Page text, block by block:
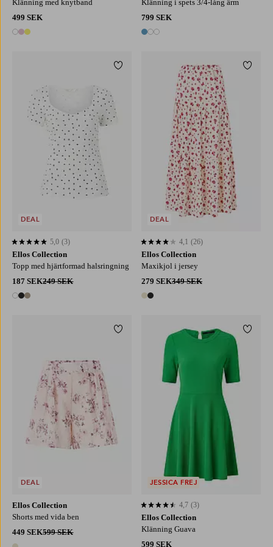
Klänning med knytband
499 SEK
3 färger
Klänning i spets 3/4-lång ärm
799 SEK
3 färger
Ellos Collection
Topp med hjärtformad halsringning
187 SEK249 SEK
3 färger
5,0 baserat på 3 st betyg
5,0 (3)
DEAL
Lägg till i favoriter
XL
Ellos Collection
Maxikjol i jersey
279 SEK349 SEK
2 färger
4,1 baserat på 26 st betyg
4,1 (26)
DEAL
Lägg
Ellos Collection
Shorts med vida ben
449 SEK599 SEK
DEAL
Lägg till i favoriter
Ellos Collection
Klänning Guava
599 SEK
4,7 baserat på 3 st betyg
4,7 (3)
JESSICA FREJ
Lägg
LXL